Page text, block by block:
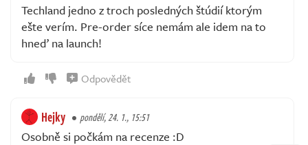
Techland jedno z troch posledných štúdií ktorým
ešte verím. Pre-order síce nemám ale idem na to
hneď na launch!
Odpovědět
Hejky pondělí, 24. 1., 15:51
Osobně si počkám na recenze :D